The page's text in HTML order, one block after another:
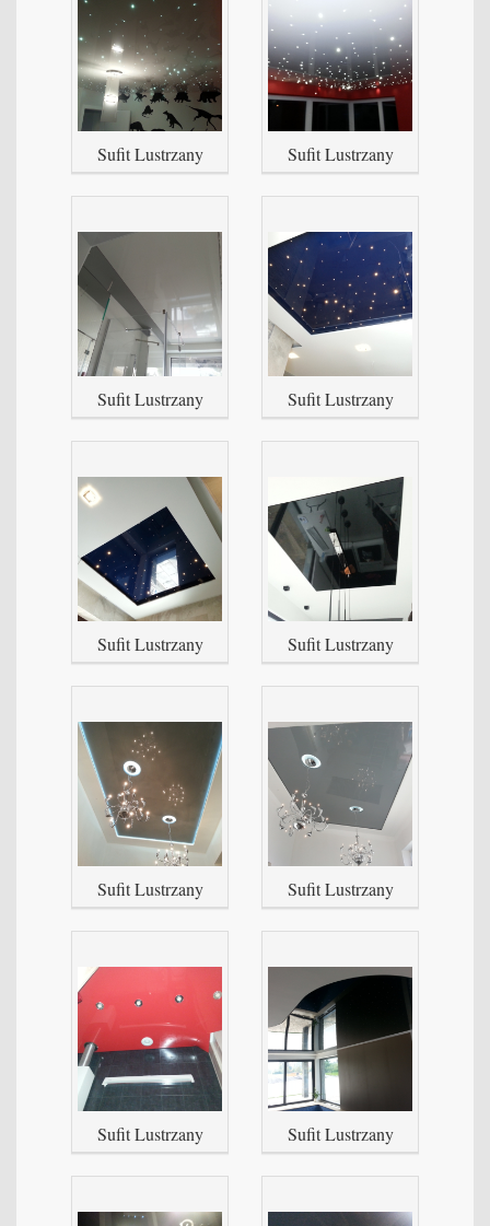
Sufit Lustrzany Sufit Lustrzany
Sufit Lustrzany Sufit Lustrzany
Sufit Lustrzany Sufit Lustrzany
Sufit Lustrzany Sufit Lustrzany
Sufit Lustrzany Sufit Lustrzany